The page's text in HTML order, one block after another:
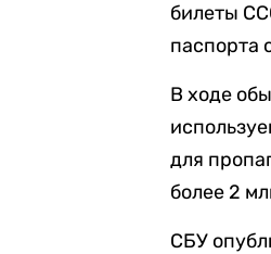
билеты
паспорта
В ходе
для
более 2
СБУ